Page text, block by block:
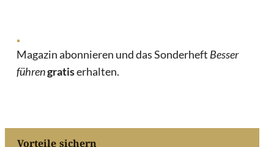
Magazin abonnieren und das Sonderheft Besser
führengratiserhalten.